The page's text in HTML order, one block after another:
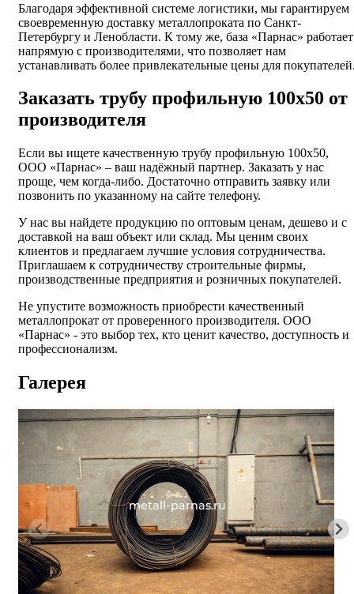
Благодаря эффективной системе логистики, мы гарантируем
своевременную доставку металлопроката по Санкт-
Петербургу и Ленобласти. К тому же, база «Парнас» работает
напрямую с производителями, что позволяет нам
устанавливать более привлекательные цены для
Заказать трубу профильную 100х50 от
производителя
Если вы ищете качественную трубу профильную 100х50,
ООО «Парнас» – ваш надёжный партнер. Заказать у нас
проще, чем когда-либо. Достаточно отправить заявку или
позвонить по указанному на сайте телефону.
У нас вы найдете продукцию по оптовым ценам, дешево и с
доставкой на ваш объект или склад. Мы ценим своих
клиентов и предлагаем лучшие условия сотрудничества.
Приглашаем к сотрудничеству строительные фирмы,
производственные предприятия и розничных покупателей.
Не упустите возможность приобрести качественный
металлопрокат от проверенного производителя. ООО
«Парнас» - это выбор тех, кто ценит качество, доступность и
профессионализм.
Галерея